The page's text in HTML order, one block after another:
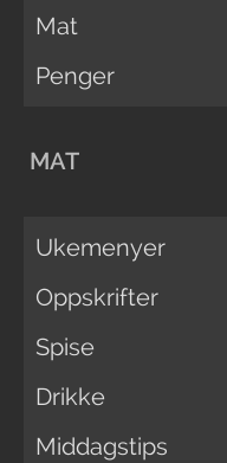
Mat
Penger
MAT
Ukemenyer
Oppskrifter
Spise
Drikke
Middagstips